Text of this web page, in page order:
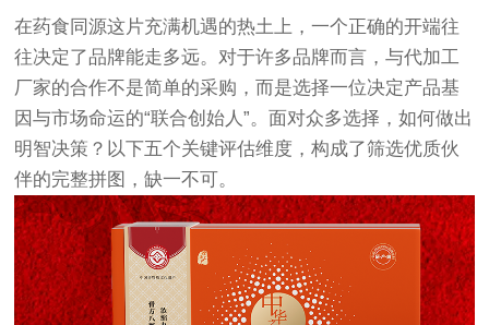
在药食同源这片充满机遇的热土上，一个正确的开端往
往决定了品牌能走多远。对于许多品牌而言，与代加工
厂家的合作不是简单的采购，而是选择一位决定产品基
因与市场命运的“联合创始人”。面对众多选择，如何做出
明智决策？以下五个关键评估维度，构成了筛选优质伙
伴的完整拼图，缺一不可。